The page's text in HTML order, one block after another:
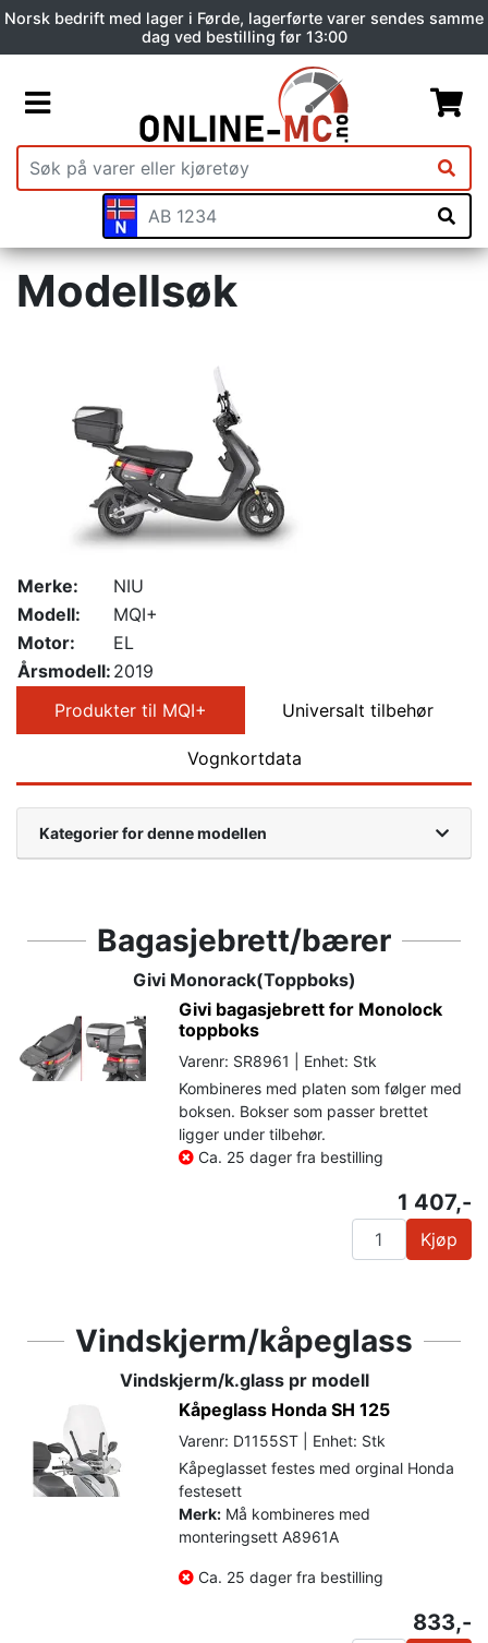
Norsk bedrift med lager i Førde, lagerførte varer sendes samme
dag ved bestilling før 13:00
Modellsøk
Merke:
NIU
Modell:
MQI+
Motor:
EL
Årsmodell: 2019
Produkter til MQI+
Universalt tilbehør
Vognkortdata
Kategorier for denne modellen
Bagasjebrett/bærer
Givi Monorack(Toppboks)
Givi bagasjebrett for Monolock
toppboks
Varenr: SR8961 | Enhet: Stk
Kombineres med platen som følger med
boksen. Bokser som passer brettet
ligger under tilbehør.
Ca. 25 dager fra bestilling
1 407,-
Kjøp
Vindskjerm/kåpeglass
Vindskjerm/k.glass pr modell
Kåpeglass Honda SH 125
Varenr: D1155ST | Enhet: Stk
Kåpeglasset festes med orginal Honda
festesett
Merk: Må kombineres med
monteringsett A8961A
Ca. 25 dager fra bestilling
833,-